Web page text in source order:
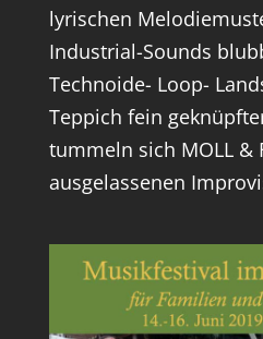
lyrischen
Industrial-Sounds
Technoide- Loop-
Teppich fein
tummeln sich MOLL &
ausgelassenen